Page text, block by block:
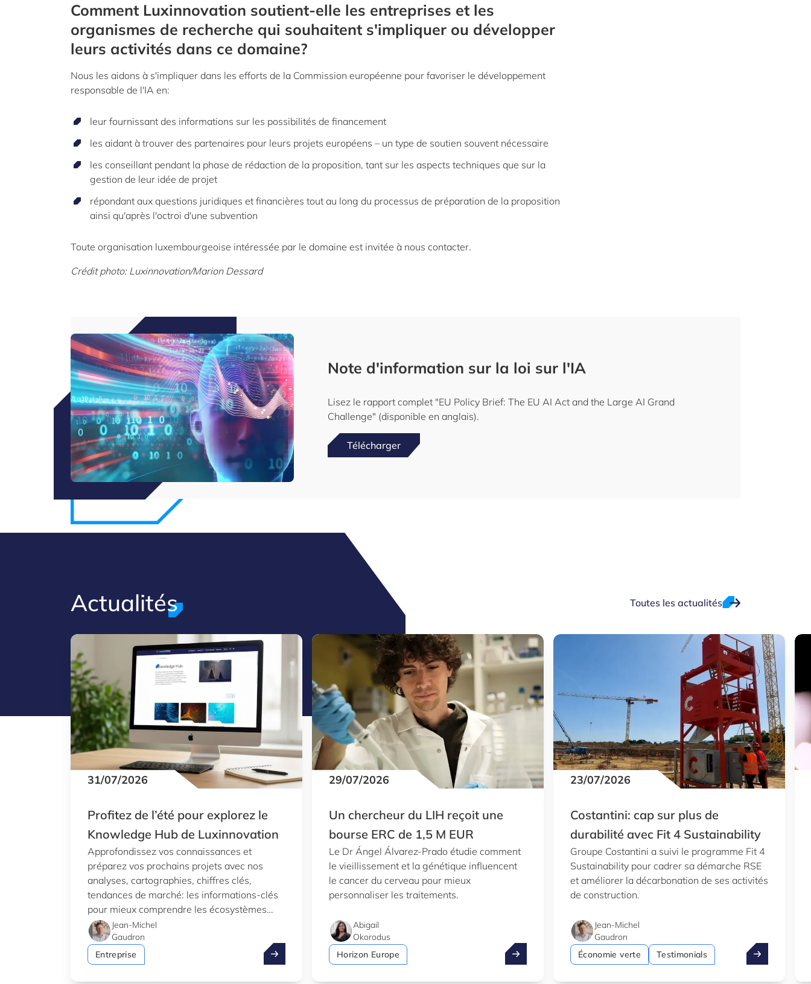
Comment Luxinnovation soutient-elle les entreprises et les
organismes de recherche qui souhaitent s'impliquer ou développer
leurs activités dans ce domaine?
Nous les aidons à s'impliquer dans les efforts de la Commission européenne pour favoriser le développement
responsable de l'IA en:
leur fournissant des informations sur les possibilités de financement
les aidant à trouver des partenaires pour leurs projets européens – un type de soutien souvent nécessaire
les conseillant pendant la phase de rédaction de la proposition, tant sur les aspects techniques que sur la
gestion de leur idée de projet
répondant aux questions juridiques et financières tout au long du processus de préparation de la proposition
ainsi qu'après l'octroi d'une subvention
Toute organisation luxembourgeoise intéressée par le domaine est invitée à nous contacter.
Crédit photo: Luxinnovation/Marion Dessard
Note d'information sur la loi sur l'IA
Lisez le rapport complet "EU Policy Brief: The EU AI Act and the Large AI Grand
Challenge" (disponible en anglais).
Télécharger
Actualités Toutes les actualités
31/07/2026
Profitez de l’été pour explorez le
Knowledge Hub de Luxinnovation
Approfondissez vos connaissances et
préparez vos prochains projets avec nos
analyses, cartographies, chiffres clés,
tendances de marché: les informations-clés
pour mieux comprendre les écosystèmes
d’innovation au Luxembourg.
Jean-Michel
Gaudron
Entreprise
Profitez de l’été pour explorez le Knowledge Hub de Luxinnovation
29/07/2026
Un chercheur du LIH reçoit une
bourse ERC de 1,5 M EUR
Le Dr Ángel Álvarez-Prado étudie comment
le vieillissement et la génétique influencent
le cancer du cerveau pour mieux
personnaliser les traitements.
Abigail
Okorodus
Horizon Europe
Un chercheur du LIH reçoit une bourse ERC de 1,5 M EUR
23/07/2026
Costantini: cap sur plus de
durabilité avec Fit 4 Sustainability
Groupe Costantini a suivi le programme Fit 4
Sustainability pour cadrer sa démarche RSE
et améliorer la décarbonation de ses activités
de construction.
Jean-Michel
Gaudron
Économie verte
Testimonials Costantini: